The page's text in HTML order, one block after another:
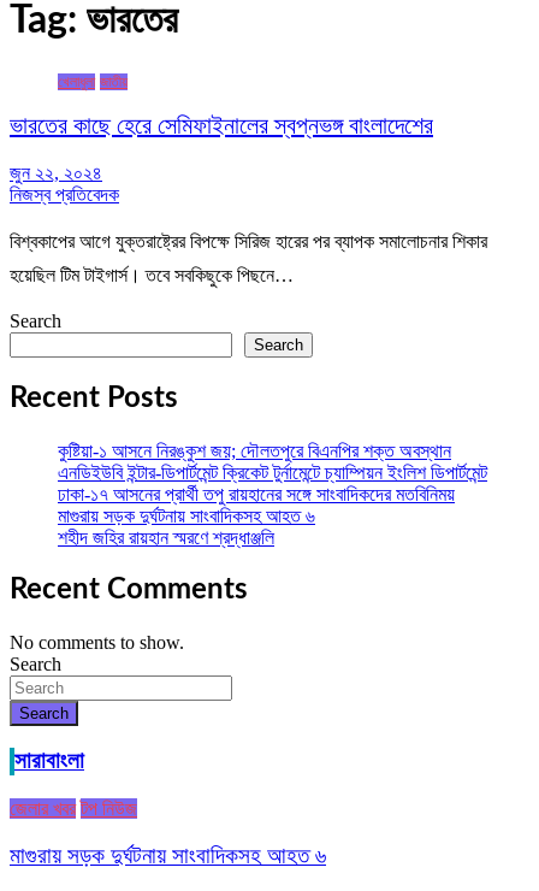
Tag: ভারতের
খেলাধুলা জাতীয়
ভারতের কাছে হেরে সেমিফাইনালের স্বপ্নভঙ্গ বাংলাদেশের
জুন ২২, ২০২৪
নিজস্ব প্রতিবেদক
বিশ্বকাপের আগে যুক্তরাষ্ট্রের বিপক্ষে সিরিজ হারের পর ব্যাপক সমালোচনার শিকার
হয়েছিল টিম টাইগার্স। তবে সবকিছুকে পিছনে…
Search
Search
Recent Posts
কুষ্টিয়া-১ আসনে নিরঙ্কুশ জয়; দৌলতপুরে বিএনপির শক্ত অবস্থান
এনডিইউবি ইন্টার-ডিপার্টমেন্ট ক্রিকেট টুর্নামেন্টে চ্যাম্পিয়ন ইংলিশ ডিপার্টমেন্ট
ঢাকা-১৭ আসনের প্রার্থী তপু রায়হানের সঙ্গে সাংবাদিকদের মতবিনিময়
মাগুরায় সড়ক দুর্ঘটনায় সাংবাদিকসহ আহত ৬
শহীদ জহির রায়হান স্মরণে শ্রদ্ধাঞ্জলি
Recent Comments
No comments to show.
Search
Search
সারাবাংলা
জেলার খবর টপ নিউজ
মাগুরায় সড়ক দুর্ঘটনায় সাংবাদিকসহ আহত ৬